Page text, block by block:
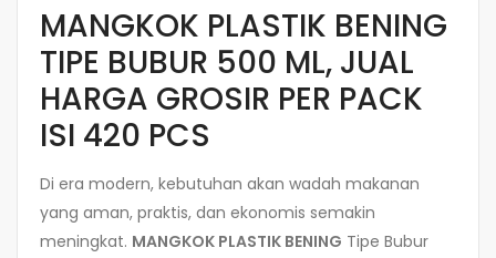
MANGKOK PLASTIK BENING
TIPE BUBUR 500 ML, JUAL
HARGA GROSIR PER PACK
ISI 420 PCS
Di era modern, kebutuhan akan wadah makanan
yang aman, praktis, dan ekonomis semakin
meningkat. MANGKOK PLASTIK BENING Tipe Bubur